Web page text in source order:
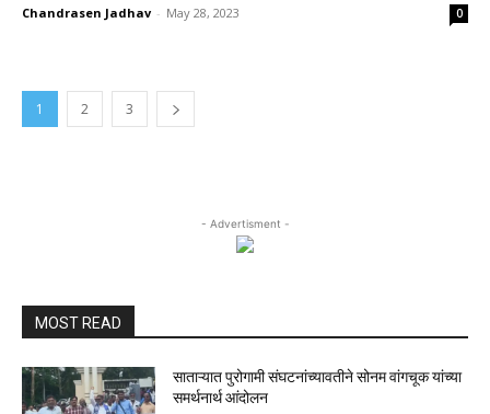
Chandrasen Jadhav - May 28, 2023 0
1 2 3
- Advertisment -
MOST READ
साताऱ्यात पुरोगामी संघटनांच्यावतीने सोनम वांगचूक यांच्या
समर्थनार्थ आंदोलन